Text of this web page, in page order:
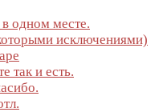
одном месте.
исключениями)
так и есть.